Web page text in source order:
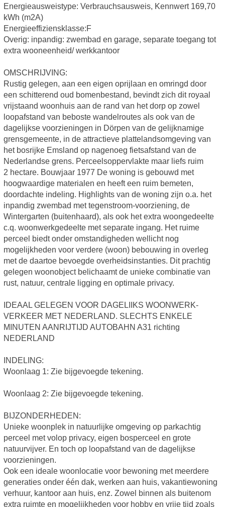
Energieausweistype: Verbrauchsausweis, Kennwert 169,70
kWh (m2A)
Energieeffiziensklasse:F
Overig: inpandig: zwembad en garage, separate toegang tot
extra wooneenheid/ werkkantoor
OMSCHRIJVING:
Rustig gelegen, aan een eigen oprijlaan en omringd door
een schitterend oud bomenbestand, bevindt zich dit royaal
vrijstaand woonhuis aan de rand van het dorp op zowel
loopafstand van beboste wandelroutes als ook van de
dagelijkse voorzieningen in Dörpen van de gelijknamige
grensgemeente, in de attractieve plattelandsomgeving van
het bosrijke Emsland op nagenoeg fietsafstand van de
Nederlandse grens. Perceelsoppervlakte maar liefs ruim
2 hectare. Bouwjaar 1977 De woning is gebouwd met
hoogwaardige materialen en heeft een ruim bemeten,
doordachte indeling. Highlights van de woning zijn o.a. het
inpandig zwembad met tegenstroom-voorziening, de
Wintergarten (buitenhaard), als ook het extra woongedeelte
c.q. woonwerkgedeelte met separate ingang. Het ruime
perceel biedt onder omstandigheden wellicht nog
mogelijkheden voor verdere (woon) bebouwing in overleg
met de daartoe bevoegde overheidsinstanties. Dit prachtig
gelegen woonobject belichaamt de unieke combinatie van
rust, natuur, centrale ligging en optimale privacy.
IDEAAL GELEGEN VOOR DAGELIIKS WOONWERK-
VERKEER MET NEDERLAND. SLECHTS ENKELE
MINUTEN AANRIJTIJD AUTOBAHN A31 richting
NEDERLAND
INDELING:
Woonlaag 1: Zie bijgevoegde tekening.
Woonlaag 2: Zie bijgevoegde tekening.
BIJZONDERHEDEN:
Unieke woonplek in natuurlijke omgeving op parkachtig
perceel met volop privacy, eigen bosperceel en grote
natuurvijver. En toch op loopafstand van de dagelijkse
voorzieningen.
Ook een ideale woonlocatie voor bewoning met meerdere
generaties onder één dak, werken aan huis, vakantiewoning
verhuur, kantoor aan huis, enz. Zowel binnen als buitenom
extra ruimte en mogelijkheden voor hobby en vrije tijd zoals